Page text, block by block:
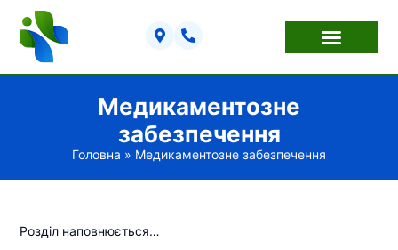
Медикаментозне
забезпечення
Головна » Медикаментозне забезпечення
Розділ наповнюється…